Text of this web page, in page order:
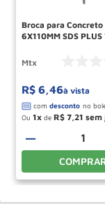
Broca para Concreto
6X110MM SDS PLUS
Mtx
R$ 6 46à vista
Ou 1 de R$ 7 21
－